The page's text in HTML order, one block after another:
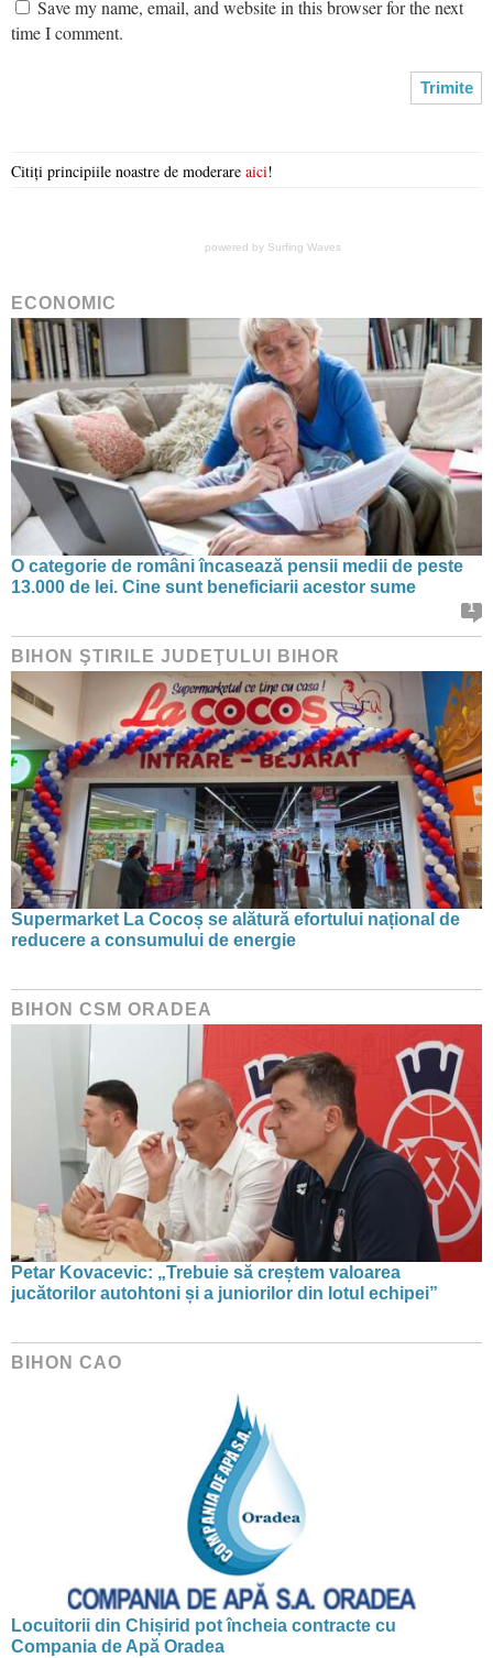
Save my name, email, and website in this browser for the next
time I comment.
Citiți principiile noastre de moderare aici!
powered by Surfing Waves
ECONOMIC
O categorie de români încasează pensii medii de peste
13.000 de lei. Cine sunt beneficiarii acestor sume
1
BIHON ŞTIRILE JUDEŢULUI BIHOR
Supermarket La Cocoș se alătură efortului național de
reducere a consumului de energie
BIHON CSM ORADEA
Petar Kovacevic: „Trebuie să creștem valoarea
jucătorilor autohtoni și a juniorilor din lotul echipei”
BIHON CAO
Locuitorii din Chișirid pot încheia contracte cu
Compania de Apă Oradea